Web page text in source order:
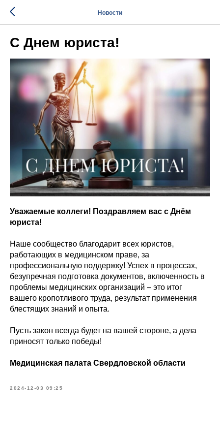
Новости
С Днем юриста!
Уважаемые коллеги! Поздравляем вас с Днём
юриста!
Наше сообщество благодарит всех юристов,
работающих в медицинском праве, за
профессиональную поддержку! Успех в процессах,
безупречная подготовка документов, включенность в
проблемы медицинских организаций – это итог
вашего кропотливого труда, результат применения
блестящих знаний и опыта.
Пусть закон всегда будет на вашей стороне, а дела
приносят только победы!
Медицинская палата Свердловской области
2024-12-03 09:25